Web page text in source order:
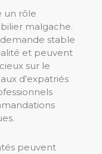
un rôle
malgache.
stable
et peuvent
sur le
d’expatriés
peuvent